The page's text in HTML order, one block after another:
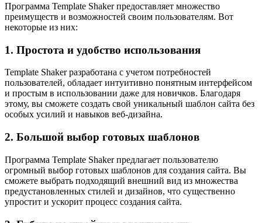
Программа Template Shaker предоставляет множество
преимуществ и возможностей своим пользователям. Вот
некоторые из них:
1. Простота и удобство использования
Template Shaker разработана с учетом потребностей
пользователей, обладает интуитивно понятным интерфейсом
и простым в использовании даже для новичков. Благодаря
этому, вы сможете создать свой уникальный шаблон сайта без
особых усилий и навыков веб-дизайна.
2. Большой выбор готовых шаблонов
Программа Template Shaker предлагает пользователю
огромный выбор готовых шаблонов для создания сайта. Вы
сможете выбрать подходящий внешний вид из множества
предустановленных стилей и дизайнов, что существенно
упростит и ускорит процесс создания сайта.